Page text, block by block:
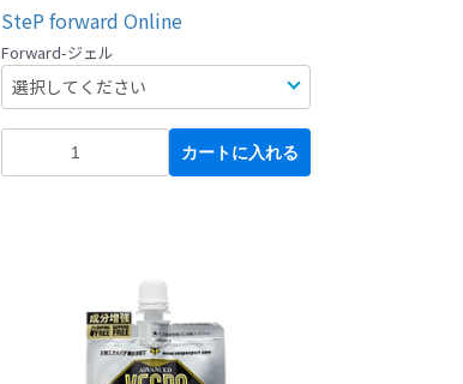
SteP forward Online
Forward-ジェル
カートに入れる